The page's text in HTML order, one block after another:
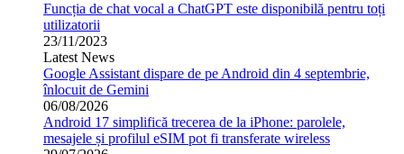
Funcția de chat vocal a ChatGPT este disponibilă pentru toți
utilizatorii
23/11/2023
Latest News
Google Assistant dispare de pe Android din 4 septembrie,
înlocuit de Gemini
06/08/2026
Android 17 simplifică trecerea de la iPhone: parolele,
mesajele și profilul eSIM pot fi transferate wireless